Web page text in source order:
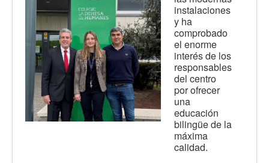
instalaciones
y ha
comprobado
el enorme
interés de los
responsables
del centro
por ofrecer
una
educación
bilingüe de la
máxima
calidad.